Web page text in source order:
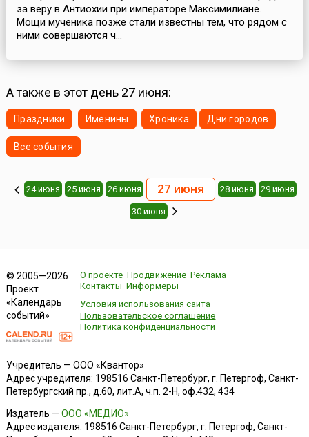
за веру в Антиохии при императоре Максимилиане.
Мощи мученика позже стали известны тем, что рядом с
ними совершаются ч...
А также в этот день 27 июня:
Праздники Именины Хроника Дни городов
Все события
24 июня 25 июня 26 июня 27 июня 28 июня 29 июня
30 июня
© 2005—2026
Проект
«Календарь
событий»
О проекте Продвижение Реклама
Контакты Информеры
Условия использования сайта
Пользовательское соглашение
Политика конфиденциальности
Учредитель — ООО «Квантор»
Адрес учредителя: 198516 Санкт-Петербург, г. Петергоф, Санкт-
Петербургский пр., д.60, лит.А, ч.п. 2-Н, оф.432, 434
Издатель — ООО «МЕДИО»
Адрес издателя: 198516 Санкт-Петербург, г. Петергоф, Санкт-